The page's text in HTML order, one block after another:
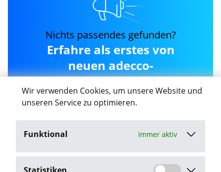
Wir verwenden Cookies, um unsere Website und
unseren Service zu optimieren.
Funktional Immer aktiv
Nichts passendes gefunden?
Erfahre als erstes von
neuen adecco-
personaldienstleistungen-
gmbh Jobs in Berlin